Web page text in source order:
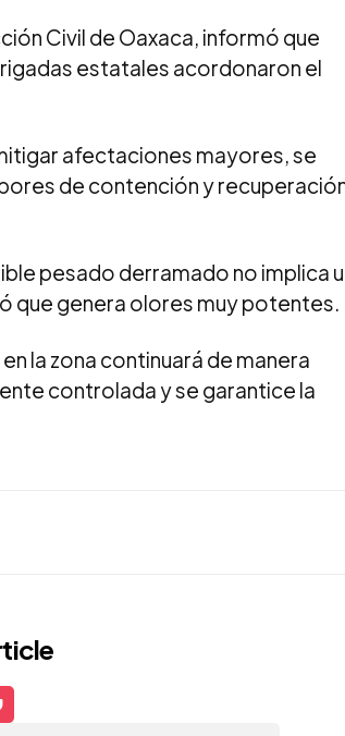
Civil de Oaxaca, informó que
estatales acordonaron el
afectaciones mayores, se
de contención y
pesado derramado no implica
que genera olores muy potentes.
la zona continuará de manera
controlada y se garantice la